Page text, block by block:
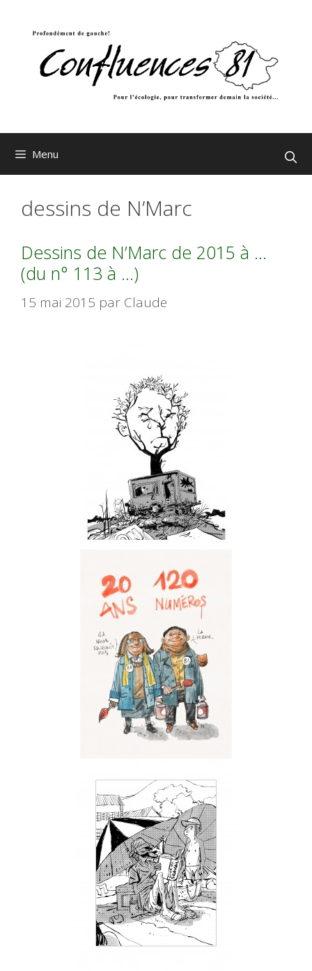
Menu
dessins de N’Marc
Dessins de N’Marc de 2015 à …
(du n° 113 à …)
15 mai 2015 par Claude